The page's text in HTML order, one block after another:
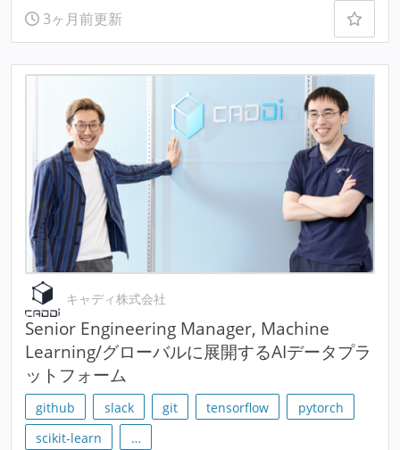
3ヶ月前更新
キャディ株式会社
Senior Engineering Manager, Machine
Learning/グローバルに展開するAIデータプラ
ットフォーム
github slack git tensorflow
pytorch
scikit-learn
…